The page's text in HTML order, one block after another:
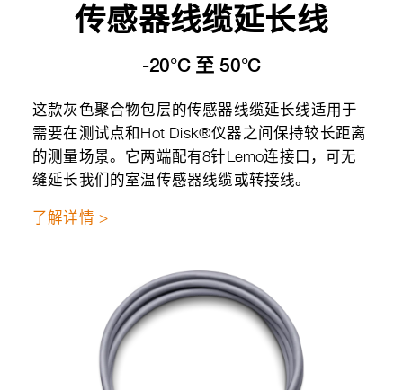
传感器线缆延长线
-20°C 至 50°C
这款灰色聚合物包层的传感器线缆延长线适用于
需要在测试点和Hot Disk®仪器之间保持较长距离
的测量场景。它两端配有8针Lemo连接口，可无
缝延长我们的室温传感器线缆或转接线。
了解详情 >